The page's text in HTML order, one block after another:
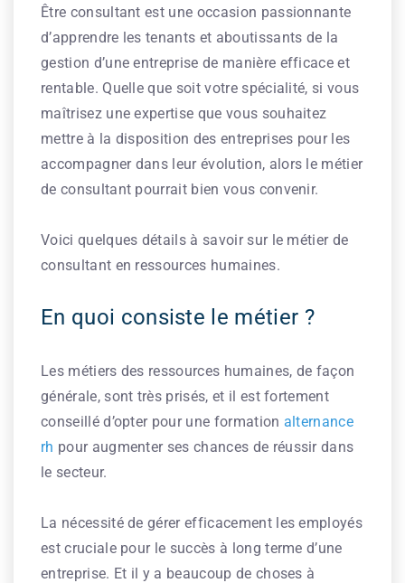
Être consultant est une occasion passionnante
d’apprendre les tenants et aboutissants de la
gestion d’une entreprise de manière efficace et
rentable. Quelle que soit votre spécialité, si vous
maîtrisez une expertise que vous souhaitez
mettre à la disposition des entreprises pour les
accompagner dans leur évolution, alors le métier
de consultant pourrait bien vous convenir.
Voici quelques détails à savoir sur le métier de
consultant en ressources humaines.
En quoi consiste le métier ?
Les métiers des ressources humaines, de façon
générale, sont très prisés, et il est fortement
conseillé d’opter pour une formation alternance
rh pour augmenter ses chances de réussir dans
le secteur.
La nécessité de gérer efficacement les employés
est cruciale pour le succès à long terme d’une
entreprise. Et il y a beaucoup de choses à